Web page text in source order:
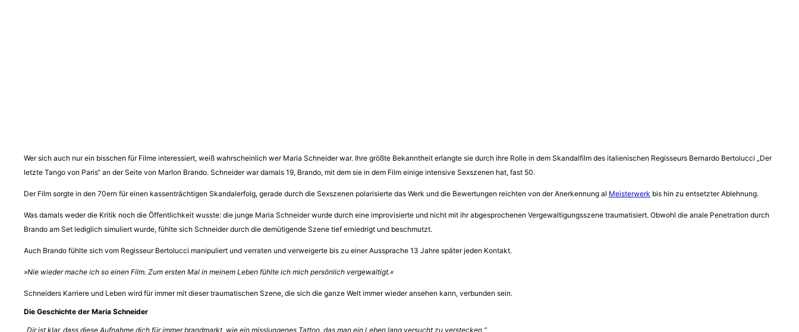
Wer sich auch nur ein bisschen für Filme interessiert, weiß wahrscheinlich wer Maria Schneider war. Ihre größte Bekanntheit erlangte sie durch ihre Rolle in dem Skandalfilm des italienischen Regisseurs Bernardo Bertolucci „Der
letzte Tango von Paris“ an der Seite von Marlon Brando. Schneider war damals 19, Brando, mit dem sie in dem Film einige intensive Sexszenen hat, fast 50.
Der Film sorgte in den 70ern für einen kassenträchtigen Skandalerfolg, gerade durch die Sexszenen polarisierte das Werk und die Bewertungen reichten von der Anerkennung al Meisterwerk bis hin zu entsetzter Ablehnung.
Was damals weder die Kritik noch die Öffentlichkeit wusste: die junge Maria Schneider wurde durch eine improvisierte und nicht mit ihr abgesprochenen Vergewaltigungsszene traumatisiert. Obwohl die anale Penetration durch
Brando am Set lediglich simuliert wurde, fühlte sich Schneider durch die demütigende Szene tief erniedrigt und beschmutzt.
Auch Brando fühlte sich vom Regisseur Bertolucci manipuliert und verraten und verweigerte bis zu einer Aussprache 13 Jahre später jeden Kontakt.
»Nie wieder mache ich so einen Film. Zum ersten Mal in meinem Leben fühlte ich mich persönlich vergewaltigt.«
Schneiders Karriere und Leben wird für immer mit dieser traumatischen Szene, die sich die ganze Welt immer wieder ansehen kann, verbunden sein.
Die Geschichte der Maria Schneider
„Dir ist klar, dass diese Aufnahme dich für immer brandmarkt, wie ein misslungenes Tattoo, das man ein Leben lang versucht zu verstecken.“